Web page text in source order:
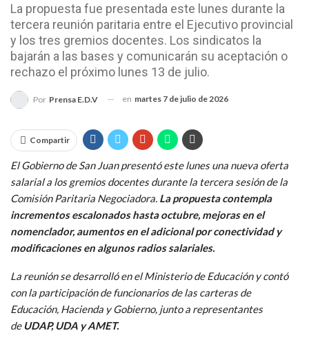
La propuesta fue presentada este lunes durante la
tercera reunión paritaria entre el Ejecutivo provincial
y los tres gremios docentes. Los sindicatos la
bajarán a las bases y comunicarán su aceptación o
rechazo el próximo lunes 13 de julio.
Por Prensa E.D.V en martes 7 de julio de 2026
Compartir
El Gobierno de San Juan presentó este lunes una nueva oferta
salarial a los gremios docentes durante la tercera sesión de la
Comisión Paritaria Negociadora. La propuesta contempla
incrementos escalonados hasta octubre, mejoras en el
nomenclador, aumentos en el adicional por conectividad y
modificaciones en algunos radios salariales.
La reunión se desarrolló en el Ministerio de Educación y contó
con la participación de funcionarios de las carteras de
Educación, Hacienda y Gobierno, junto a representantes
de UDAP, UDA y AMET.